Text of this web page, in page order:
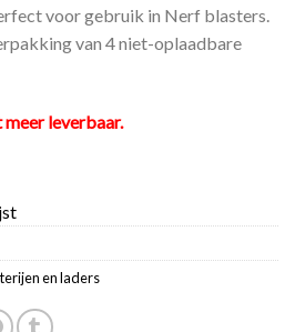
voor gebruik in Nerf blasters.
van 4 niet-oplaadbare
leverbaar.
en laders